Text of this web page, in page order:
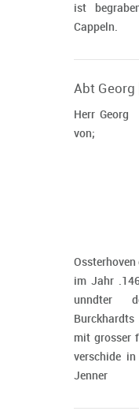
ist
Cappeln.
Abt Georg
Herr Georg
von;
im Jahr
unndter
Burckhardts
mit grosser
verschide
Jenner